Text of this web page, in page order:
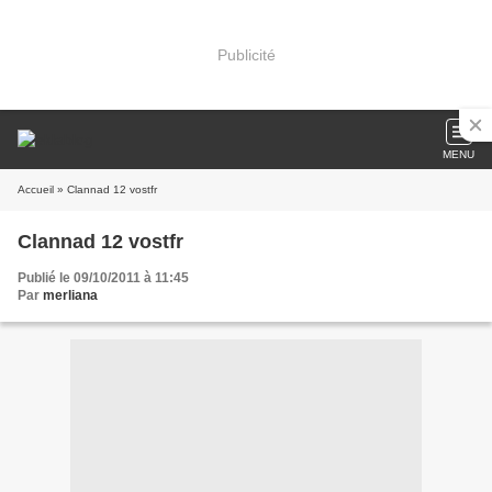
Publicité
MENU
Accueil » Clannad 12 vostfr
Clannad 12 vostfr
Publié le 09/10/2011 à 11:45
Par merliana